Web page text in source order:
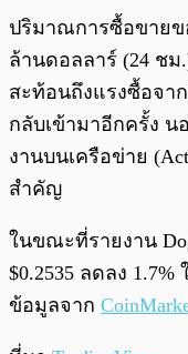
ปริมาณการซื้อขายข
ล้านดอลลาร์ (24 ช
สะท้อนถึงแรงซื้อจา
กลับเข้ามาอีกครั้ง น
งานบนเครือข่าย
สำคัญ
ในขณะที่รายงาน
$0.2535 ลดลง
ข้อมูลจาก